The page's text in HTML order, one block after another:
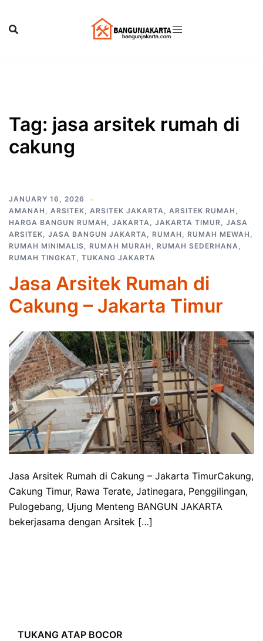
content
Tag: jasa arsitek rumah di
cakung
JANUARY 16, 2026
AMANAH , ARSITEK, ARSITEK JAKARTA, ARSITEK RUMAH ,
HARGA BANGUN RUMAH , JAKARTA, JAKARTA TIMUR, JASA
ARSITEK, JASA BANGUN JAKARTA, RUMAH , RUMAH MEWAH ,
RUMAH MINIMALIS, RUMAH MURAH , RUMAH SEDERHANA,
RUMAH TINGKAT, TUKANG JAKARTA
Jasa Arsitek Rumah di
Cakung – Jakarta Timur
Jasa Arsitek Rumah di Cakung – Jakarta TimurCakung,
Cakung Timur, Rawa Terate, Jatinegara, Penggilingan,
Pulogebang, Ujung Menteng BANGUN JAKARTA
bekerjasama dengan Arsitek […]
TUKANG ATAP BOCOR